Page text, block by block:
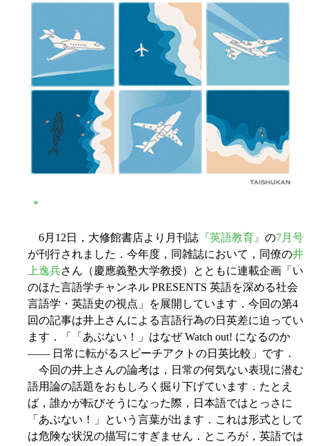
*
6月12日，大修館書店より月刊誌 『英語教育』 の7月号
が刊行されました．今年度，同雑誌において，同僚の井
上逸兵さん（慶應義塾大学教授）とともに連載企画「い
のほた言語学チャンネル PRESENTS 英語を深める社会
言語学・英語史の視点」を展開しています．今回の第4
回の記事は井上さんによる言語行為の日英差に迫ってい
ます．「「あぶない！」はなぜ Watch out! になるのか
―― 日常に転がるスピーチアクトの日英比較」です．
今回の井上さんの論考は，日常の何気ない表現に潜む
語用論の話題をおもしろく掘り下げています．たとえ
ば，誰かが転びそうになった際，日本語ではとっさに
「あぶない！」という言葉が出ます．これは形式として
は危険な状況の描写にすぎません．ところが，英語では